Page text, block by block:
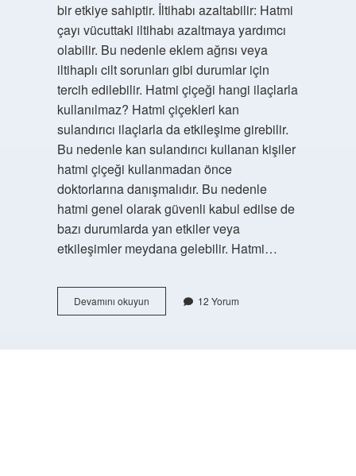
bir etkiye sahiptir. İltihabı azaltabilir: Hatmi
çayı vücuttaki iltihabı azaltmaya yardımcı
olabilir. Bu nedenle eklem ağrısı veya
iltihaplı cilt sorunları gibi durumlar için
tercih edilebilir. Hatmi çiçeği hangi ilaçlarla
kullanılmaz? Hatmi çiçekleri kan
sulandırıcı ilaçlarla da etkileşime girebilir.
Bu nedenle kan sulandırıcı kullanan kişiler
hatmi çiçeği kullanmadan önce
doktorlarına danışmalıdır. Bu nedenle
hatmi genel olarak güvenli kabul edilse de
bazı durumlarda yan etkiler veya
etkileşimler meydana gelebilir. Hatmi…
Devamını okuyunHatmi
Çiçeğinin
12 Yorum